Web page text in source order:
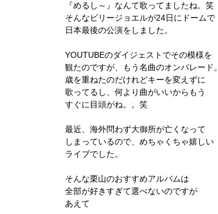
『めるし～』なんて歌ってましたね。笑
そんなビリージョエルが24日にドームで
日本最後の公演をしました。
YOUTUBEのダイジェストでその模様を
観たのですが、もう名曲のオンパレード。
歳を重ねたのだけれどキーを変えずに
歌ってるし、何より曲がいいからもう
すぐに目頭がね。。笑
最近、海外問わず大御所が亡くなって
しまっているので、めちゃくちゃ嬉しい
ライブでした。
そんな栗山のおすすめアルバムは
全部が好きすぎて選べないのですが
あえて